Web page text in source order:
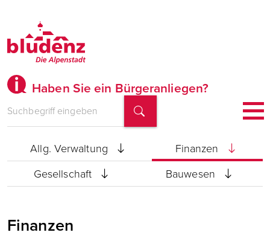
Haben Sie ein Bürgeranliegen?
Bürgermeister
Allg. Verwaltung
Finanzen
Gesellschaft
Bauwesen
Finanzen